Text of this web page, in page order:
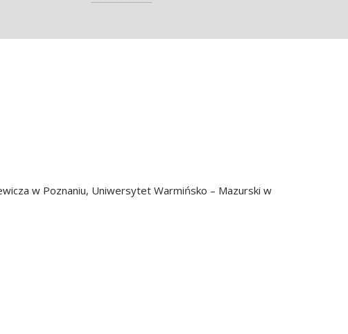
w Poznaniu, Uniwersytet Warmińsko – Mazurski w